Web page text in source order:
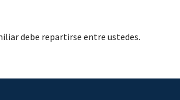
debe repartirse entre ustedes.